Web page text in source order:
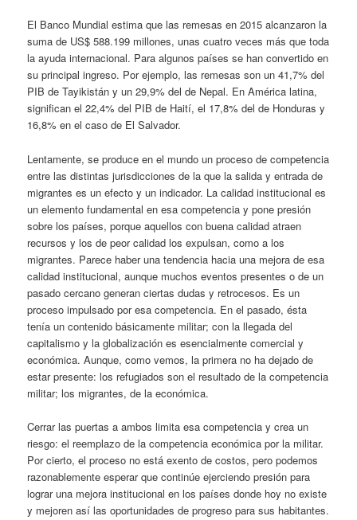
El Banco Mundial estima que las remesas en 2015 alcanzaron la
suma de US$ 588.199 millones, unas cuatro veces más que toda
la ayuda internacional. Para algunos países se han convertido en
su principal ingreso. Por ejemplo, las remesas son un 41,7% del
PIB de Tayikistán y un 29,9% del de Nepal. En América latina,
significan el 22,4% del PIB de Haití, el 17,8% del de Honduras y
16,8% en el caso de El Salvador.
Lentamente, se produce en el mundo un proceso de competencia
entre las distintas jurisdicciones de la que la salida y entrada de
migrantes es un efecto y un indicador. La calidad institucional es
un elemento fundamental en esa competencia y pone presión
sobre los países, porque aquellos con buena calidad atraen
recursos y los de peor calidad los expulsan, como a los
migrantes. Parece haber una tendencia hacia una mejora de esa
calidad institucional, aunque muchos eventos presentes o de un
pasado cercano generan ciertas dudas y retrocesos. Es un
proceso impulsado por esa competencia. En el pasado, ésta
tenía un contenido básicamente militar; con la llegada del
capitalismo y la globalización es esencialmente comercial y
económica. Aunque, como vemos, la primera no ha dejado de
estar presente: los refugiados son el resultado de la competencia
militar; los migrantes, de la económica.
Cerrar las puertas a ambos limita esa competencia y crea un
riesgo: el reemplazo de la competencia económica por la militar.
Por cierto, el proceso no está exento de costos, pero podemos
razonablemente esperar que continúe ejerciendo presión para
lograr una mejora institucional en los países donde hoy no existe
y mejoren así las oportunidades de progreso para sus habitantes.